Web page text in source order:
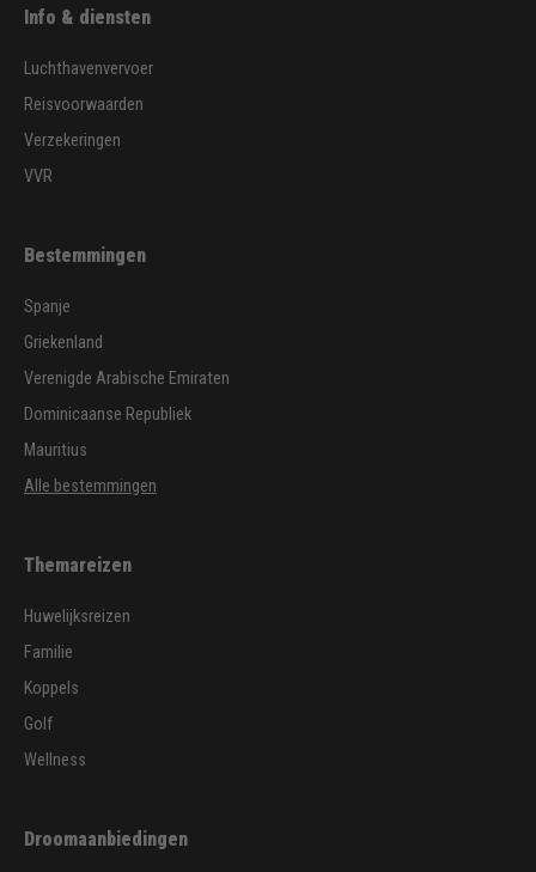
Info & diensten
Luchthavenvervoer
Reisvoorwaarden
Verzekeringen
VVR
Bestemmingen
Spanje
Griekenland
Verenigde Arabische Emiraten
Dominicaanse Republiek
Mauritius
Alle bestemmingen
Themareizen
Huwelijksreizen
Familie
Koppels
Golf
Wellness
Droomaanbiedingen